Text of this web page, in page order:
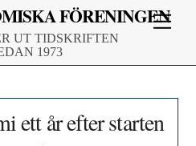
FÖRENINGEN
UT TIDSKRIFTEN
1973
ett år efter starten